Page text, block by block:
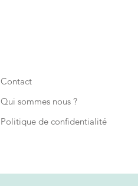
Contact
Qui sommes nous ?
Politique de confidentialité